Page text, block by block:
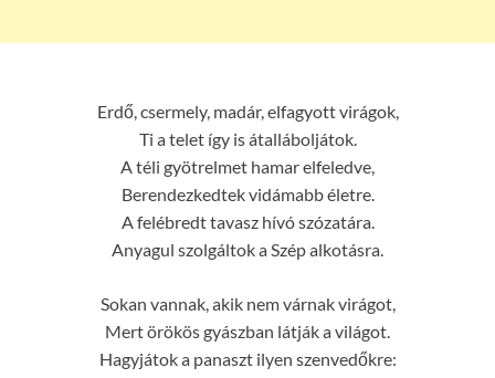
Erdő, csermely, madár, elfagyott virágok,
Ti a telet így is átalláboljátok.
A téli gyötrelmet hamar elfeledve,
Berendezkedtek vidámabb életre.
A felébredt tavasz hívó szózatára.
Anyagul szolgáltok a Szép alkotásra.
Sokan vannak, akik nem várnak virágot,
Mert örökös gyászban látják a világot.
Hagyjátok a panaszt ilyen szenvedőkre: